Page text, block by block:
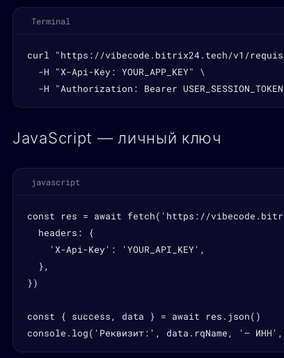
Terminal
curl "https://vibecode.bitrix24.tech/v1/
  -H "X-Api-Key: YOUR_APP_KEY" \
-H "Authorization: Bearer
JavaScript — личный ключ
javascript
const res = await fetch('https://
  headers: {
    'X-Api-Key': 'YOUR_API_KEY',
  },
})
const { success, data } = await res.json()
console.log('Реквизит:', data.rqName, '—